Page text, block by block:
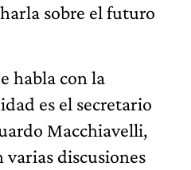
sobre el futuro
habla con la
es el secretario
Macchiavelli,
varias discusiones